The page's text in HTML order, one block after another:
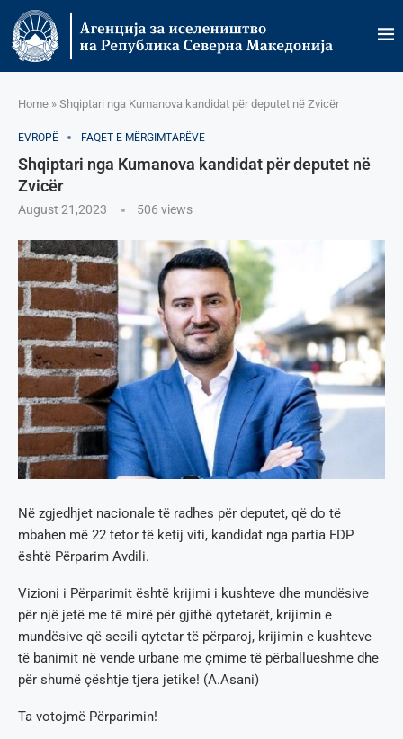
Home » Shqiptari nga Kumanova kandidat për deputet në Zvicër
EVROPË FAQET E MËRGIMTARËVE
Shqiptari nga Kumanova kandidat për deputet në
Zvicër
August 21,2023 506 views
Në zgjedhjet nacionale të radhes për deputet, që do të
mbahen më 22 tetor të ketij viti, kandidat nga partia FDP
është Përparim Avdili.
Vizioni i Përparimit është krijimi i kushteve dhe mundësive
për një jetë me tē mirë për gjithë qytetarët, krijimin e
mundësive që secili qytetar të përparoj, krijimin e kushteve
të banimit në vende urbane me çmime të përballueshme dhe
për shumë çështje tjera jetike! (A.Asani)
Ta votojmë Përparimin!